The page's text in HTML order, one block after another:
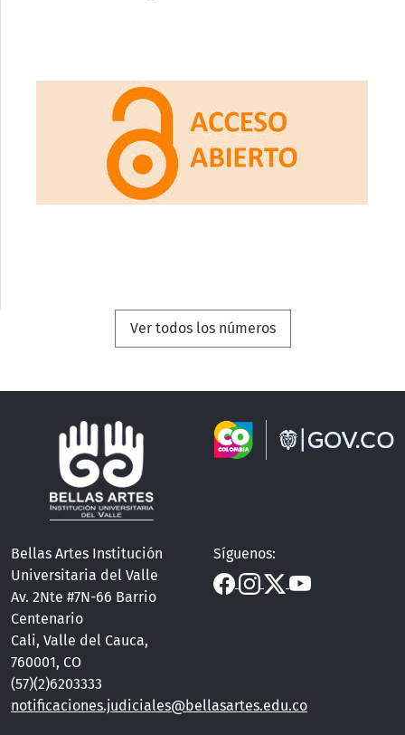
Ver todos los números
Bellas Artes Institución
Universitaria del Valle
Av. 2Nte #7N-66 Barrio
Centenario
Cali, Valle del Cauca,
760001, CO
(57)(2)6203333
notificaciones.judiciales@bellasartes.edu.co
Síguenos: